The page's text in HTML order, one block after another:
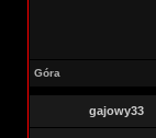
Góra
gajowy33